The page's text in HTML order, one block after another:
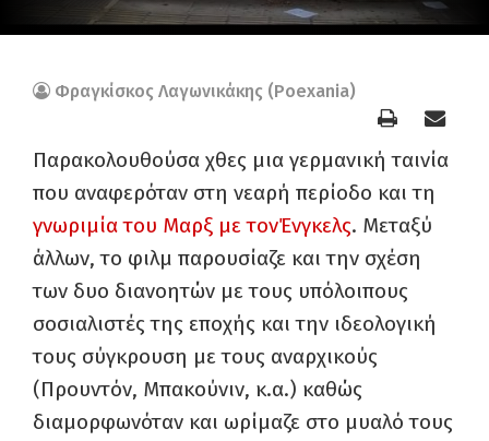
Φραγκίσκος Λαγωνικάκης (Poexania)
Παρακολουθούσα χθες μια γερμανική ταινία
που αναφερόταν στη νεαρή περίοδο και τη
γνωριμία του Μαρξ με τονΈνγκελς. Μεταξύ
άλλων, το φιλμ παρουσίαζε και την σχέση
των δυο διανοητών με τους υπόλοιπους
σοσιαλιστές της εποχής και την ιδεολογική
τους σύγκρουση με τους αναρχικούς
(Προυντόν, Μπακούνιν, κ.α.) καθώς
διαμορφωνόταν και ωρίμαζε στο μυαλό τους